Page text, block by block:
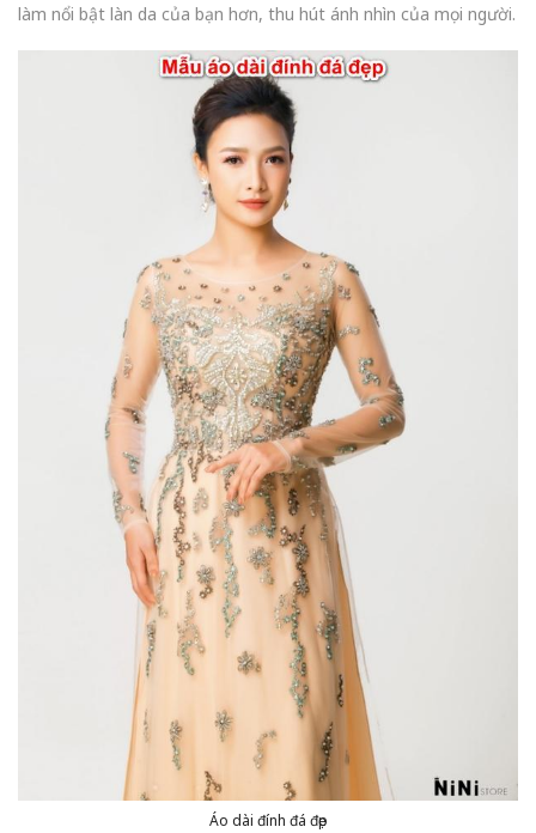
làm nổi bật làn da của bạn hơn, thu hút ánh nhìn của mọi người.
Áo dài đính đá đẹp